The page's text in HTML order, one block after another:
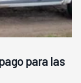
para las